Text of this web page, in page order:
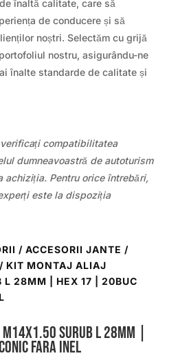
înaltă calitate, care să
de conducere și să
noștri. Selectăm cu grijă
nostru, asigurându-ne
înalte standarde de calitate și
compatibilitatea
dumneavoastră de autoturism
achiziția. Pentru orice întrebări,
este la dispoziția
/ ACCESORII JANTE /
/ KIT MONTAJ ALIAJ
L 28MM | HEX 17 | 20BUC
Surub L 28mm |
Fara inel